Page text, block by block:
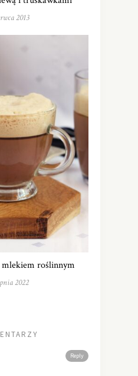
2013
roślinnym
2022
Reply